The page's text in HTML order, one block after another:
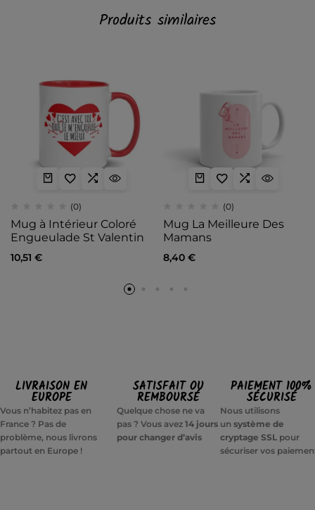
Produits similaires
(0)
Mug à Intérieur Coloré
Engueulade St Valentin
10,51 €
(0)
Mug La Meilleure Des
Mamans
8,40 €
LIVRAISON EN
EUROPE
Vous n’habitez pas en
France ? Pas de
problème, nous livrons
partout en Europe !
SATISFAIT OU
REMBOURSÉ
Quelque chose ne va
pas ? Vous avez14 jours
pour changer d’avis
PAIEMENT 100%
SÉCURISÉ
Nous utilisons
un système de
cryptage SSLpour
sécuriser vos